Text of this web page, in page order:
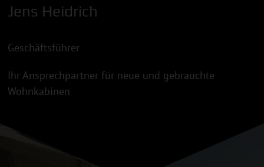
Jens Heidrich
Geschäftsführer
Ihr Ansprechpartner für neue und gebrauchte
Wohnkabinen